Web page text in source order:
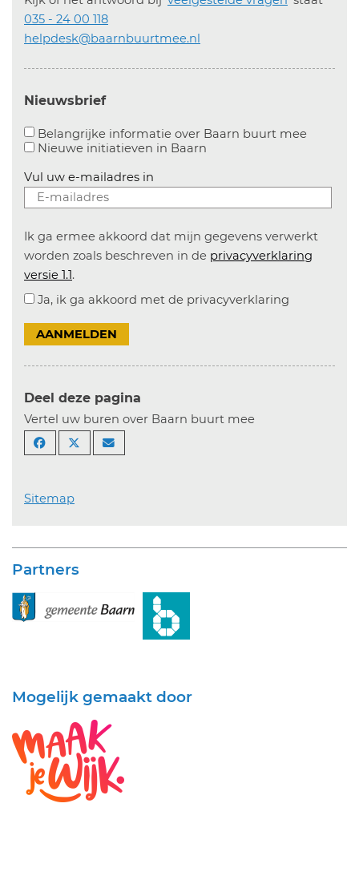
035 - 24 00 118
helpdesk@baarnbuurtmee.nl
Nieuwsbrief
Belangrijke informatie over Baarn buurt mee
Nieuwe initiatieven in Baarn
Vul uw e-mailadres in
Ik ga ermee akkoord dat mijn gegevens verwerkt
worden zoals beschreven in de privacyverklaring
versie 1.1.
Ja, ik ga akkoord met de privacyverklaring
AANMELDEN
Deel deze pagina
Vertel uw buren over Baarn buurt mee
Sitemap
Partners
Mogelijk gemaakt door